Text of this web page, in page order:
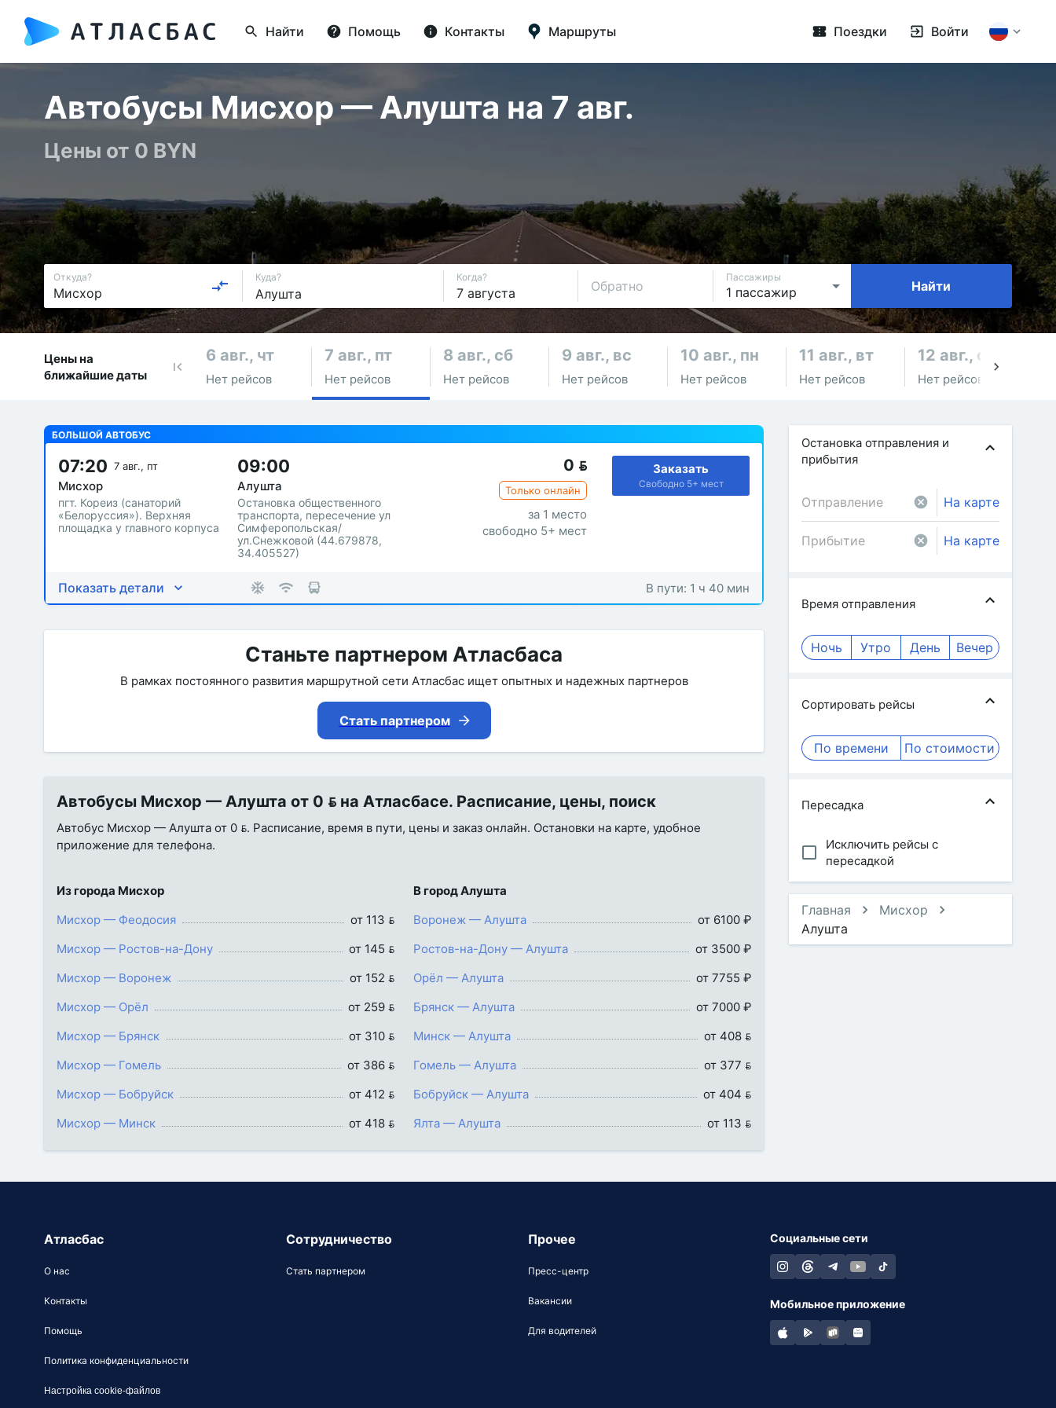
Найти Помощь Контакты Маршруты Поездки Войти
Автобусы Мисхор — Алушта на 7 авг.
Цены от 0 BYN
Откуда? Куда? Когда?
Обратно
Пассажиры
Найти
Цены на
ближайшие даты
6 авг., чт
Нет рейсов
7 авг., пт
Нет рейсов
8 авг., сб
Нет рейсов
9 авг., вс
Нет рейсов
10 авг., пн
Нет рейсов
11 авг., вт
Нет рейсов
12 авг., ср
Нет рейсов
БОЛЬШОЙ АВТОБУС
07:20 7 авг., пт
Мисхор
пгт. Кореиз (санаторий
«Белоруссия»). Верхняя
площадка у главного корпуса
09:00
Алушта
Остановка общественного
транспорта, пересечение ул
Симферопольская/
ул.Снежковой (44.679878,
34.405527)
0 
Только онлайн
за 1 место
свободно 5+ мест
Заказать
Свободно 5+ мест
Показать детали В пути: 1 ч 40 мин
Станьте партнером Атласбаса
В рамках постоянного развития маршрутной сети Атласбас ищет опытных и надежных партнеров
Стать партнером
Автобусы Мисхор — Алушта от 0  на Атласбасе. Расписание, цены, поиск
Автобус Мисхор — Алушта от 0 . Расписание, время в пути, цены и заказ онлайн. Остановки на карте, удобное
приложение для телефона.
Из города Мисхор
Мисхор — Феодосия
от 113 
Мисхор — Ростов-на-Дону
от 145 
Мисхор — Воронеж
от 152 
Мисхор — Орёл
от 259 
Мисхор — Брянск
от 310 
Мисхор — Гомель
от 386 
Мисхор — Бобруйск
от 412 
Мисхор — Минск
от 418 
В город Алушта
Воронеж — Алушта
от 6100 ₽
Ростов-на-Дону — Алушта
от 3500 ₽
Орёл — Алушта
от 7755 ₽
Брянск — Алушта
от 7000 ₽
Минск — Алушта
от 408 
Гомель — Алушта
от 377 
Бобруйск — Алушта
от 404 
Ялта — Алушта
от 113 
Остановка отправления и
прибытия
На карте
На карте
Время отправления
Ночь Утро День Вечер
Сортировать рейсы
По времени По стоимости
Пересадка
Исключить рейсы с
пересадкой
Главная
Мисхор
Алушта
Атласбас
О нас
Контакты
Помощь
Политика конфиденциальности
Настройка cookie-файлов
Сотрудничество
Стать партнером
Прочее
Пресс-центр
Вакансии
Для водителей
Социальные сети
Мобильное приложение